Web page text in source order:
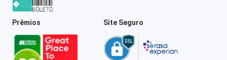
Prêmios Site Seguro